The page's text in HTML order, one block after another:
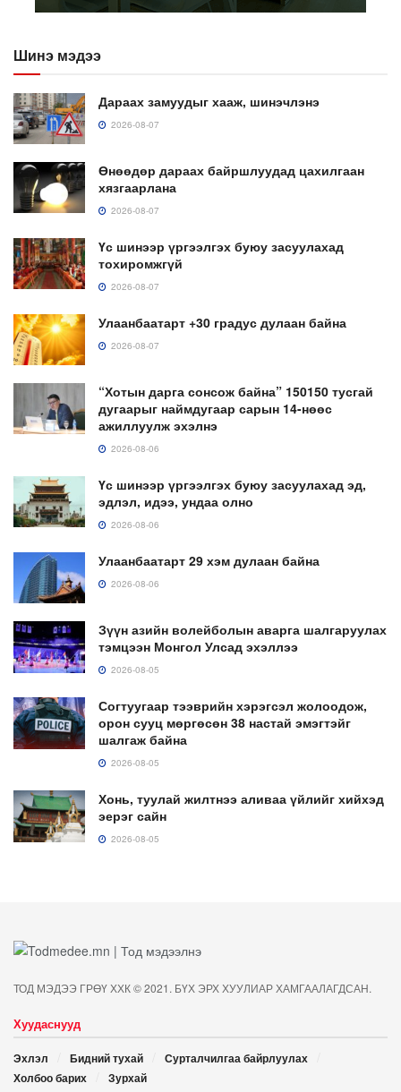
Шинэ мэдээ
Дараах замуудыг хааж, шинэчлэнэ
2026-08-07
Өнөөдөр дараах байршлуудад цахилгаан
хязгаарлана
2026-08-07
Үс шинээр үргээлгэх буюу засуулахад
тохиромжгүй
2026-08-07
Улаанбаатарт +30 градус дулаан байна
2026-08-07
“Хотын дарга сонсож байна” 150150 тусгай
дугаарыг наймдугаар сарын 14-нөөс
ажиллуулж эхэлнэ
2026-08-06
Үс шинээр үргээлгэх буюу засуулахад эд,
эдлэл, идээ, ундаа олно
2026-08-06
Улаанбаатарт 29 хэм дулаан байна
2026-08-06
Зүүн азийн волейболын аварга шалгаруулах
тэмцээн Монгол Улсад эхэллээ
2026-08-05
Согтуугаар тээврийн хэрэгсэл жолоодож,
орон сууц мөргөсөн 38 настай эмэгтэйг
шалгаж байна
2026-08-05
Хонь, туулай жилтнээ аливаа үйлийг хийхэд
эерэг сайн
2026-08-05
ТОД МЭДЭЭ ГРӨҮ ХХК © 2021. БҮХ ЭРХ ХУУЛИАР ХАМГААЛАГДСАН.
Хуудаснууд
Эхлэл Бидний тухай
Сурталчилгаа байрлуулах
Холбоо барих
Зурхай